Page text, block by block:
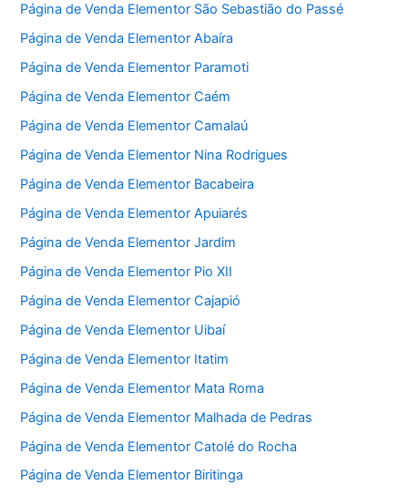
Página de Venda Elementor São Sebastião do Passé
Página de Venda Elementor Abaíra
Página de Venda Elementor Paramoti
Página de Venda Elementor Caém
Página de Venda Elementor Camalaú
Página de Venda Elementor Nina Rodrigues
Página de Venda Elementor Bacabeira
Página de Venda Elementor Apuiarés
Página de Venda Elementor Jardim
Página de Venda Elementor Pio XII
Página de Venda Elementor Cajapió
Página de Venda Elementor Uibaí
Página de Venda Elementor Itatim
Página de Venda Elementor Mata Roma
Página de Venda Elementor Malhada de Pedras
Página de Venda Elementor Catolé do Rocha
Página de Venda Elementor Biritinga